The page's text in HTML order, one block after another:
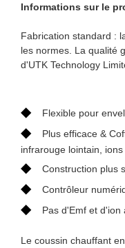
Informations sur le
Fabrication standard :
les normes. La qualité
d'UTK Technology
◆ Flexible pour
◆
Plus efficace &
infrarouge lointain, ions
◆ Construction plus
◆ Contrôleur
◆ Pas d'Emf et d'ion
Le coussin chauffant